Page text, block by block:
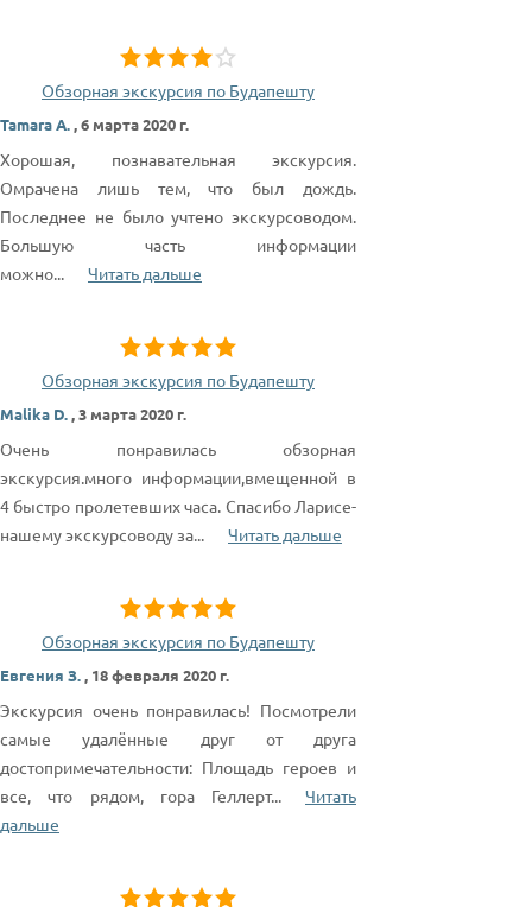
Обзорная экскурсия по Будапешту
Tamara A.,6 марта 2020 г.
Хорошая, познавательная экскурсия.
Омрачена лишь тем, что был дождь.
Последнее не было учтено экскурсоводом.
Большую часть информации
можно... Читать дальше
Обзорная экскурсия по Будапешту
Malika D.,3 марта 2020 г.
Очень понравилась обзорная
экскурсия.много информации,вмещенной в
4 быстро пролетевших часа. Спасибо Ларисе-
нашему экскурсоводу за... Читать дальше
Обзорная экскурсия по Будапешту
Евгения З., 18 февраля 2020 г.
Экскурсия очень понравилась! Посмотрели
самые удалённые друг от друга
достопримечательности: Площадь героев и
все, что рядом, гора Геллерт...
Читать
дальше